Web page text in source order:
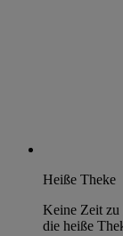
Heiße Theke
Keine Zeit zu
die heiße